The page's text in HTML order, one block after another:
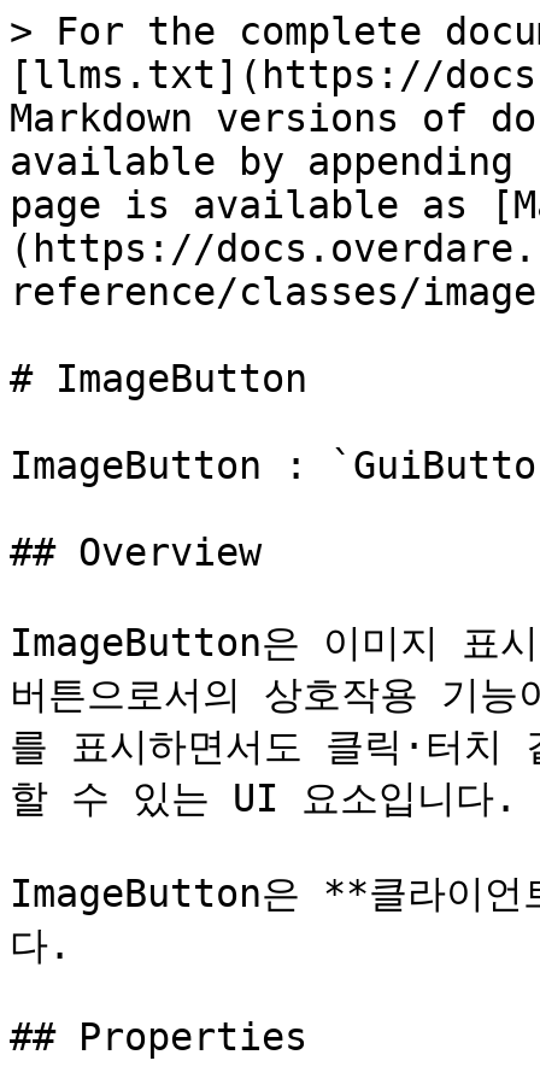
> For the complete
[llms.txt](https://
Markdown versions of
available by
page is available as
(https://
reference/classes/
# ImageButton
ImageButton :
## Overview
ImageButton은 이미지 표
버튼으로서의 상호작용 기
를 표시하면서도 클릭·터
할 수 있는 UI 요소입니다.
ImageButton은 **클라이언
다.
## Properties